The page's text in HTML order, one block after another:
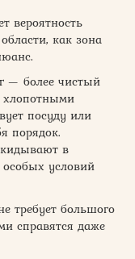
вероятность
как зона
— более чистый
хлопотными
посуду или
порядок.
в
условий
требует большого
справятся даже